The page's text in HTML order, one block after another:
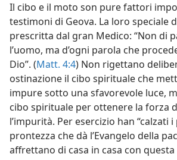
Il cibo e il moto son pure fattori
testimoni di Geova. La loro speciale
prescritta dal gran Medico: “Non di
l’uomo, ma d’ogni parola che
Dio”. (Matt. 4:4) Non rigettano
ostinazione il cibo spirituale che
impure sotto una sfavorevole luce,
cibo spirituale per ottenere la forza
l’impurità. Per esercizio han “calzati
prontezza che dà l’Evangelo della
affrettano di casa in casa con